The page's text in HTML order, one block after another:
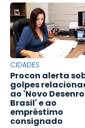
CIDADES
Procon alerta
golpes
ao 'Novo
Brasil' e ao
empréstimo
consignado